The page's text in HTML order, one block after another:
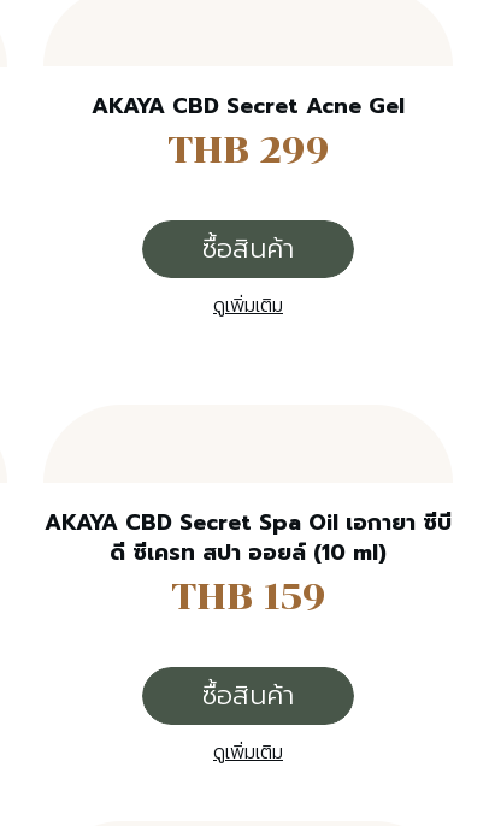
AKAYA CBD Secret Acne Gel
THB 299
ซื้อสินค้า
ดูเพิ่มเติม
AKAYA CBD Secret Spa Oil เอกายา ซีบี
ดี ซีเครท สปา ออยล์ (10 ml)
THB 159
ซื้อสินค้า
ดูเพิ่มเติม